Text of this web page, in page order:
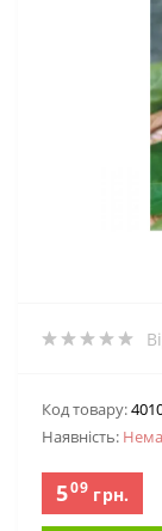
Код товару:
Наявність:
509грн.